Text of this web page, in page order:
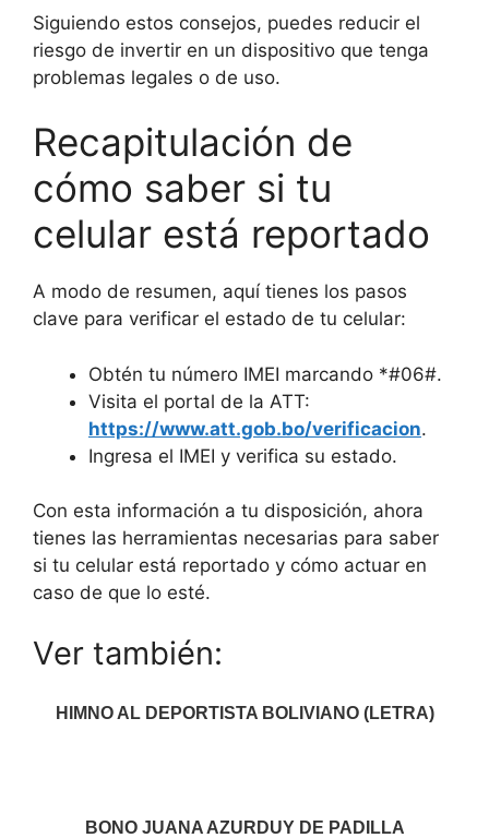
Siguiendo estos consejos, puedes reducir el
riesgo de invertir en un dispositivo que tenga
problemas legales o de uso.
Recapitulación de
cómo saber si tu
celular está reportado
A modo de resumen, aquí tienes los pasos
clave para verificar el estado de tu celular:
Obtén tu número IMEI marcando *#06#.
Visita el portal de la ATT:
https://www.att.gob.bo/verificacion.
Ingresa el IMEI y verifica su estado.
Con esta información a tu disposición, ahora
tienes las herramientas necesarias para saber
si tu celular está reportado y cómo actuar en
caso de que lo esté.
Ver también:
HIMNO AL DEPORTISTA BOLIVIANO (LETRA)
BONO JUANA AZURDUY DE PADILLA